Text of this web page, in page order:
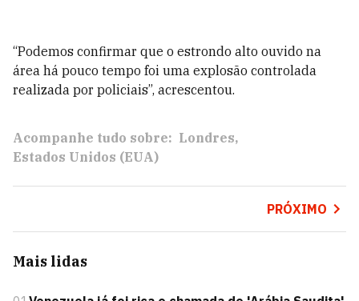
“Podemos confirmar que o estrondo alto ouvido na
área há pouco tempo foi uma explosão controlada
realizada por policiais”, acrescentou.
Acompanhe tudo sobre: Londres
Estados Unidos (EUA)
PRÓXIMO
Mais lidas